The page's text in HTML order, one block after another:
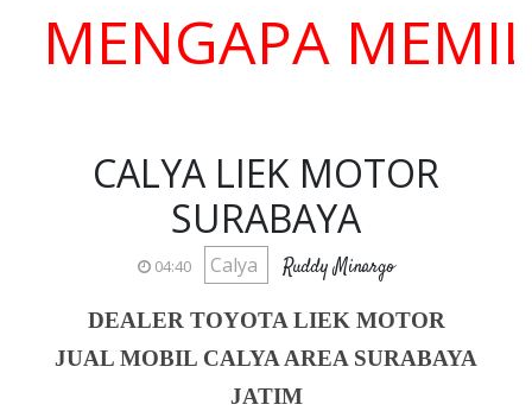
MEMILIH
CALYA LIEK MOTOR
SURABAYA
04:40 Calya Ruddy Minargo
DEALER TOYOTA LIEK MOTOR
JUAL MOBIL CALYA AREA SURABAYA
JATIM